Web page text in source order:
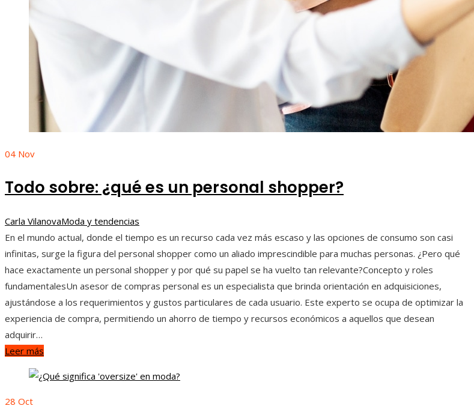
04 Nov
Todo sobre: ¿qué es un personal shopper?
Carla VilanovaModa y tendencias
En el mundo actual, donde el tiempo es un recurso cada vez más escaso y las opciones de consumo son casi
infinitas, surge la figura del personal shopper como un aliado imprescindible para muchas personas. ¿Pero qué
hace exactamente un personal shopper y por qué su papel se ha vuelto tan relevante?Concepto y roles
fundamentalesUn asesor de compras personal es un especialista que brinda orientación en adquisiciones,
ajustándose a los requerimientos y gustos particulares de cada usuario. Este experto se ocupa de optimizar la
experiencia de compra, permitiendo un ahorro de tiempo y recursos económicos a aquellos que desean
adquirir…
Leer más
28 Oct